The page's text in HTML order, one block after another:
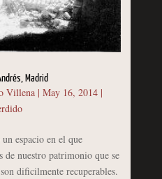
Madrid
Villena| May 16, 2014|
espacio en el que
de nuestro patrimonio que se
dificilmente recuperables.